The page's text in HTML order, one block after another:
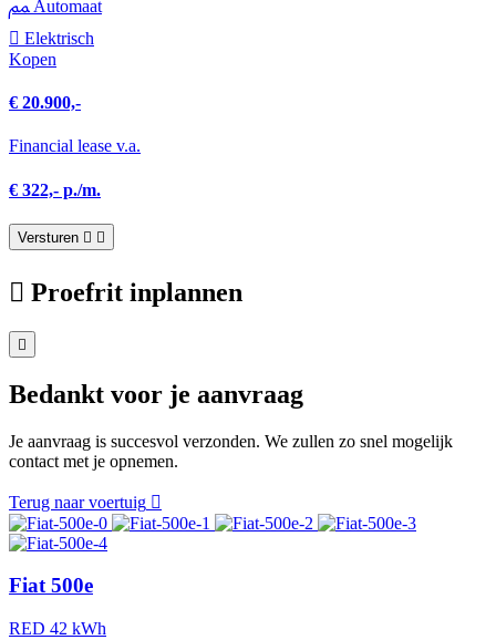
Automaat
Elektrisch
Kopen
€ 20.900,-
Financial lease v.a.
€ 322,- p./m.
Versturen
Proefrit inplannen
Bedankt voor je aanvraag
Je aanvraag is succesvol verzonden. We zullen zo snel mogelijk
contact met je opnemen.
Terug naar voertuig
Fiat 500e
RED 42 kWh